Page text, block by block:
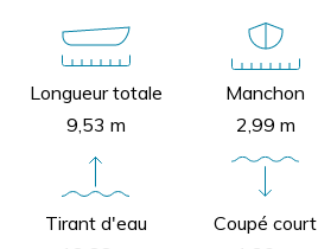
Longueur totale
9,53 m
Manchon
2,99 m
Tirant d'eau
Coupé court